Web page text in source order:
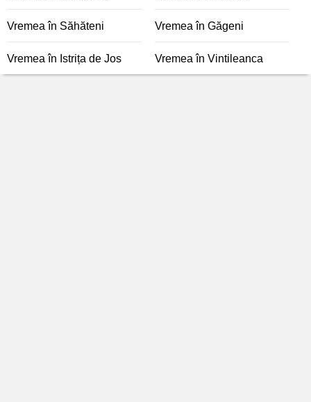
Vremea în Săhăteni Vremea în Găgeni
Vremea în Istrița de Jos Vremea în Vintileanca